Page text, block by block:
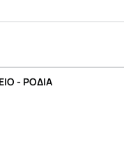
- ΡΟΔΙΑ